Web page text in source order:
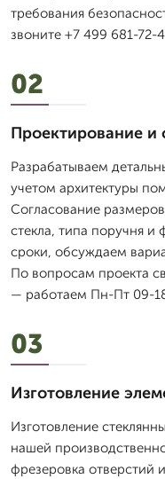
требования
звоните +7 499 681-72-
02
Проектирование и
Разрабатываем
учетом архитектуры
Согласование
стекла, типа поручня
сроки, обсуждаем
По вопросам проекта
— работаем Пн-Пт 09-
03
Изготовление
Изготовление
нашей
фрезеровка отверстий